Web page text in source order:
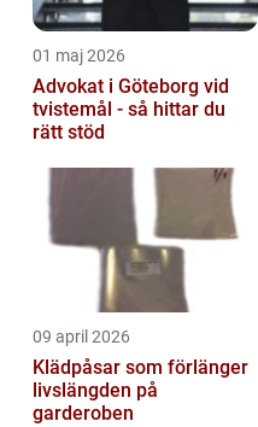
01 maj 2026
Advokat i Göteborg vid
tvistemål - så hittar du
rätt stöd
09 april 2026
Klädpåsar som förlänger
livslängden på
garderoben